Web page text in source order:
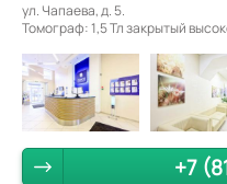
ул. Чапаева, д. 5.
Томограф: 1,5 Тл закрытый
+7